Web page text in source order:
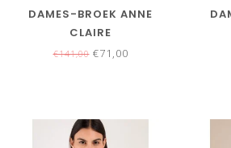
DAMES-BROEK ANNE
CLAIRE
€141,00€71,00